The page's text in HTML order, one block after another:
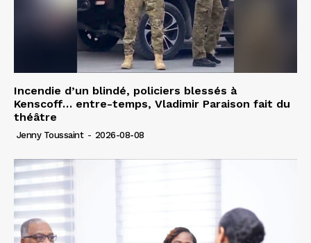
Incendie d’un blindé, policiers blessés à
Kenscoff… entre-temps, Vladimir Paraison fait du
théâtre
Jenny Toussaint - 2026-08-08